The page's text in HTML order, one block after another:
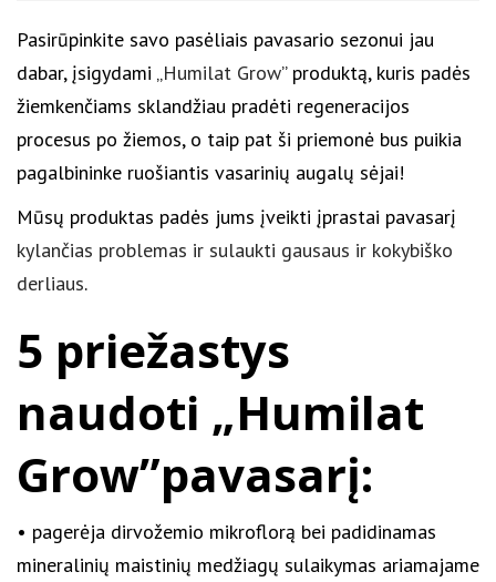
Pasirūpinkite savo pasėliais pavasario sezonui jau
dabar, įsigydami „Humilat Grow” produktą, kuris padės
žiemkenčiams sklandžiau pradėti regeneracijos
procesus po žiemos, o taip pat ši priemonė bus puikia
pagalbininke ruošiantis vasarinių augalų sėjai!
Mūsų produktas padės jums įveikti įprastai pavasarį
kylančias problemas ir sulaukti gausaus ir kokybiško
derliaus.
5 priežastys
naudoti „Humilat
Grow”pavasarį:
• pagerėja dirvožemio mikroflorą bei padidinamas
mineralinių maistinių medžiagų sulaikymas ariamajame